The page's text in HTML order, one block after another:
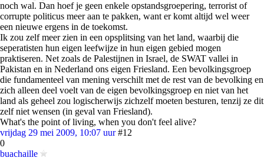
noch wal. Dan hoef je geen enkele opstandsgroepering, terrorist of
corrupte politicus meer aan te pakken, want er komt altijd wel weer
een nieuwe ergens in de toekomst.
Ik zou zelf meer zien in een opsplitsing van het land, waarbij die
seperatisten hun eigen leefwijze in hun eigen gebied mogen
praktiseren. Net zoals de Palestijnen in Israel, de SWAT vallei in
Pakistan en in Nederland ons eigen Friesland. Een bevolkingsgroep
die fundamenteel van mening verschilt met de rest van de bevolking en
zich alleen deel voelt van de eigen bevolkingsgroep en niet van het
land als geheel zou logischerwijs zichzelf moeten besturen, tenzij ze dit
zelf niet wensen (in geval van Friesland).
What's the point of living, when you don't feel alive?
vrijdag 29 mei 2009, 10:07 uur #12
0
buachaille